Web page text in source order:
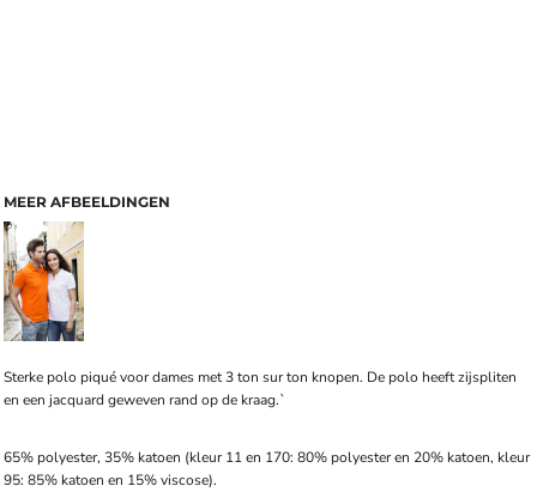
MEER AFBEELDINGEN
Sterke polo piqué voor dames met 3 ton sur ton knopen. De polo heeft zijspliten
en een jacquard geweven rand op de kraag.`
65% polyester, 35% katoen (kleur 11 en 170: 80% polyester en 20% katoen, kleur
95: 85% katoen en 15% viscose).